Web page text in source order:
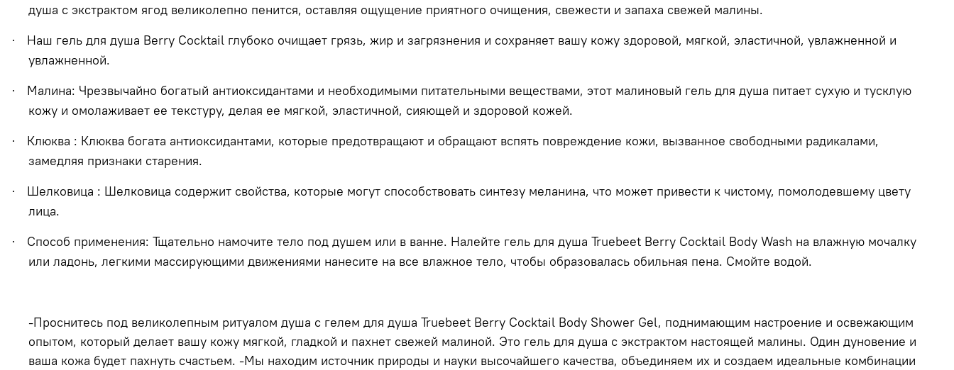
душа с экстрактом ягод великолепно пенится, оставляя ощущение приятного очищения, свежести и запаха свежей малины.
· Наш гель для душа Berry Cocktail глубоко очищает грязь, жир и загрязнения и сохраняет вашу кожу здоровой, мягкой, эластичной, увлажненной и
увлажненной.
·
Малина: Чрезвычайно богатый антиоксидантами и необходимыми питательными веществами, этот малиновый гель для душа питает сухую и тусклую
кожу и омолаживает ее текстуру, делая ее мягкой, эластичной, сияющей и здоровой кожей.
·
Клюква : Клюква богата антиоксидантами, которые предотвращают и обращают вспять повреждение кожи, вызванное свободными радикалами,
замедляя признаки старения.
·
Шелковица : Шелковица содержит свойства, которые могут способствовать синтезу меланина, что может привести к чистому, помолодевшему цвету
лица.
· Способ применения: Тщательно намочите тело под душем или в ванне. Налейте гель для душа Truebeet Berry Cocktail Body Wash на влажную мочалку
или ладонь, легкими массирующими движениями нанесите на все влажное тело, чтобы образовалась обильная пена. Смойте водой.
-Проснитесь под великолепным ритуалом душа с гелем для душа Truebeet Berry Cocktail Body Shower Gel, поднимающим настроение и освежающим
опытом, который делает вашу кожу мягкой, гладкой и пахнет свежей малиной. Это гель для душа с экстрактом настоящей малины. Один дуновение и
ваша кожа будет пахнуть счастьем. -Мы находим источник природы и науки высочайшего качества, объединяем их и создаем идеальные комбинации